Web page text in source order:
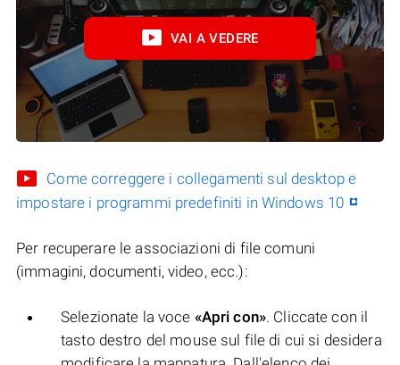
VAI A VEDERE
Come correggere i collegamenti sul desktop e
impostare i programmi predefiniti in Windows 10
Per recuperare le associazioni di file comuni
(immagini, documenti, video, ecc.):
Selezionate la voce «Apri con». Cliccate con il
tasto destro del mouse sul file di cui si desidera